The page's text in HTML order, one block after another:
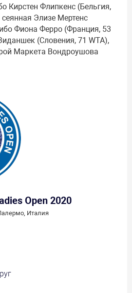
Кирстен Флипкенс (Бельгия,
Элизе Мертенс
Фиона Ферро (Франция, 53
(Словения, 71 WTA),
Маркета Вондроушова
Open 2020
Италия